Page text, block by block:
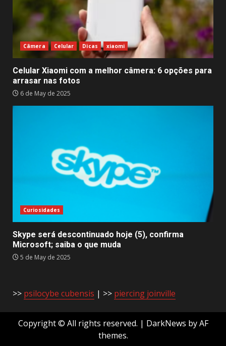
Câmera Celular Dicas xiaomi
Celular Xiaomi com a melhor câmera: 6 opções para
arrasar nas fotos
6 de May de 2025
Curiosidades
Skype será descontinuado hoje (5), confirma
Microsoft; saiba o que muda
5 de May de 2025
>> psilocybe cubensis | >> piercing joinville
Copyright © All rights reserved. | DarkNews by AF
themes.